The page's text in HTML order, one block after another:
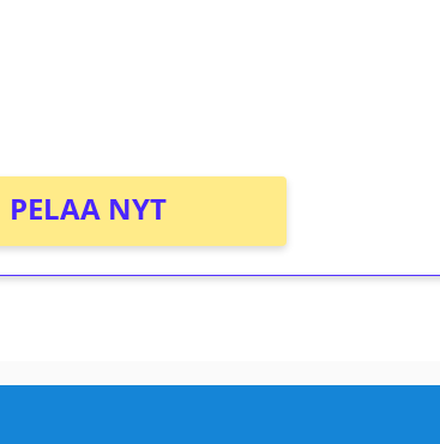
PELAA NYT